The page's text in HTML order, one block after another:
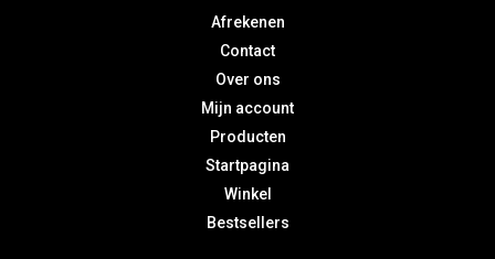
Afrekenen
Contact
Over ons
Mijn account
Producten
Startpagina
Winkel
Bestsellers